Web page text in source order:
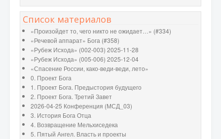
Список материалов
«Произойдет то, чего никто не ожидает…» (#334)
«Речевой аппарат» Бога (#358)
«Рубеж Исхода» (002-003) 2025-11-28
«Рубеж Исхода» (005-006) 2025-12-04
«Спасение России, како-веди-веди, лето»
0. Проект Бога
1. Проект Бога. Предыстория будущего
2. Проект Бога. Третий Завет
2026-04-25 Конференция (МСД_03)
3. История Бога Отца
4. Возвращение Мельхиседека
5. Пятый Ангел. Власть и проекты